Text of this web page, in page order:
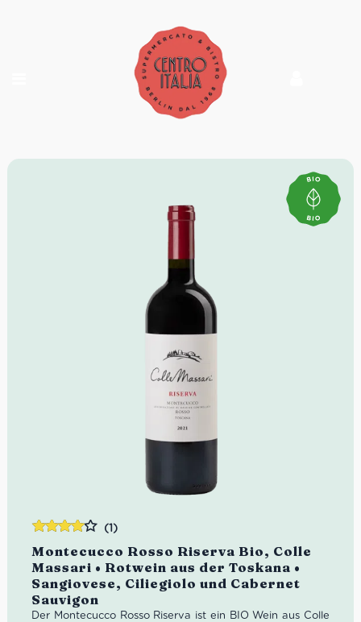
Montecucco Rosso Riserva Bio, Colle
Massari • Rotwein aus der Toskana •
Sangiovese, Ciliegiolo und Cabernet
Sauvigon
(1)
Der Montecucco Rosso Riserva ist ein BIO Wein aus Colle
mit4.00
von 5